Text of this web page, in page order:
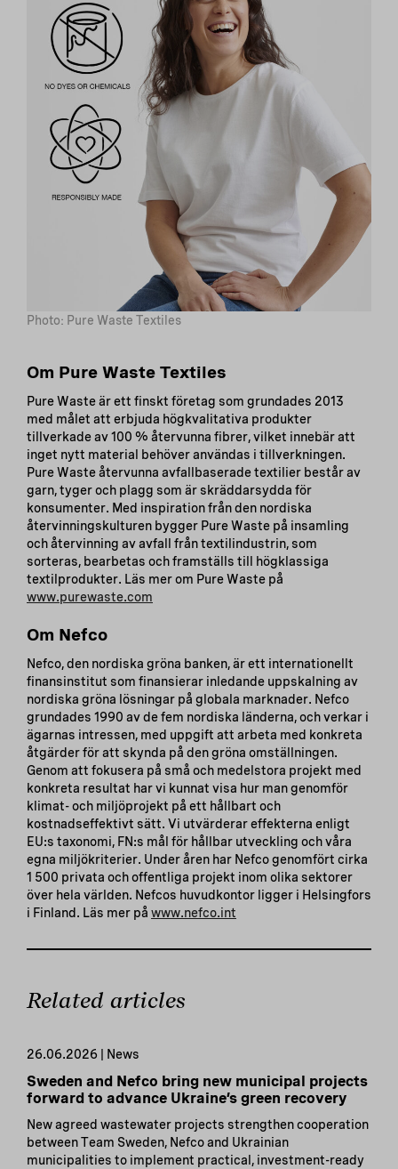
Photo: Pure Waste Textiles
Om Pure Waste Textiles
Pure Waste är ett finskt företag som grundades 2013
med målet att erbjuda högkvalitativa produkter
tillverkade av 100 % återvunna fibrer, vilket innebär att
inget nytt material behöver användas i tillverkningen.
Pure Waste återvunna avfallbaserade textilier består av
garn, tyger och plagg som är skräddarsydda för
konsumenter. Med inspiration från den nordiska
återvinningskulturen bygger Pure Waste på insamling
och återvinning av avfall från textilindustrin, som
sorteras, bearbetas och framställs till högklassiga
textilprodukter. Läs mer om Pure Waste på
www.purewaste.com
Om Nefco
Nefco, den nordiska gröna banken, är ett internationellt
finansinstitut som finansierar inledande uppskalning av
nordiska gröna lösningar på globala marknader. Nefco
grundades 1990 av de fem nordiska länderna, och verkar i
ägarnas intressen, med uppgift att arbeta med konkreta
åtgärder för att skynda på den gröna omställningen.
Genom att fokusera på små och medelstora projekt med
konkreta resultat har vi kunnat visa hur man genomför
klimat- och miljöprojekt på ett hållbart och
kostnadseffektivt sätt. Vi utvärderar effekterna enligt
EU:s taxonomi, FN:s mål för hållbar utveckling och våra
egna miljökriterier. Under åren har Nefco genomfört cirka
1 500 privata och offentliga projekt inom olika sektorer
över hela världen. Nefcos huvudkontor ligger i Helsingfors
i Finland. Läs mer på www.nefco.int
Related articles
26.06.2026 | News
Sweden and Nefco bring new municipal projects
forward to advance Ukraine’s green recovery
New agreed wastewater projects strengthen cooperation
between Team Sweden, Nefco and Ukrainian
municipalities to implement practical, investment-ready